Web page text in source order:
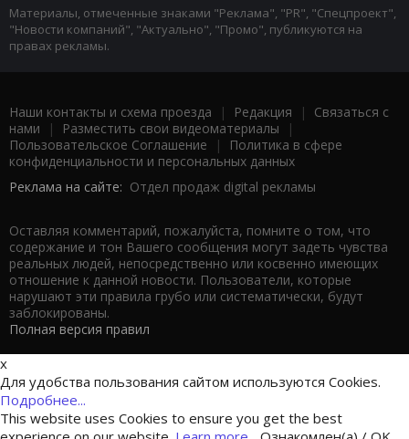
Материалы, отмеченные знаками "Реклама", "PR", "Спецпроект",
"Новости компаний", "Актуально", "Промо", публикуются на
правах рекламы.
Наши контакты и схема проезда | Редакция | Связаться с
нами | Разместить свои видеоматериалы |
Пользовательское Соглашение |
Политика в сфере
конфиденциальности и персональных данных
Реклама на сайте: Отдел продаж digital рекламы
Оставляя комментарий, пожалуйста, помните о том, что
содержание и тон Вашего сообщения могут задеть чувства
реальных людей, непосредственно или косвенно имеющих
отношение к данной новости. Пользователи, которые
нарушают эти правила грубо или систематически, будут
заблокированы.
Полная версия правил
x
Для удобства пользования сайтом используются Cookies.
Подробнее...
This website uses Cookies to ensure you get the best